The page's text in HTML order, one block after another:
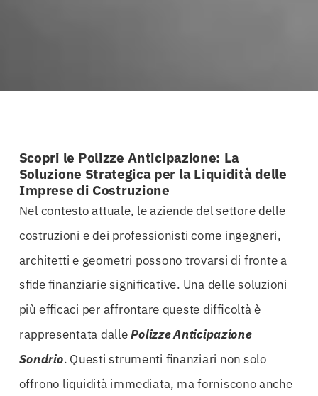
Scopri le Polizze Anticipazione: La
Soluzione Strategica per la Liquidità delle
Imprese di Costruzione
Nel contesto attuale, le aziende del settore delle
costruzioni e dei professionisti come ingegneri,
architetti e geometri possono trovarsi di fronte a
sfide finanziarie significative. Una delle soluzioni
più efficaci per affrontare queste difficoltà è
rappresentata dallePolizze Anticipazione
Sondrio. Questi strumenti finanziari non solo
offrono liquidità immediata, ma forniscono anche